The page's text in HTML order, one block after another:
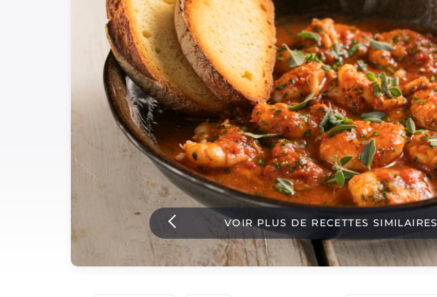
Pizzas et focaccia
Gateaux et patisserie
Dernieres recettes
Instagram
YouTube
VOIR PLUS DE RECETTES SIMILAIRES